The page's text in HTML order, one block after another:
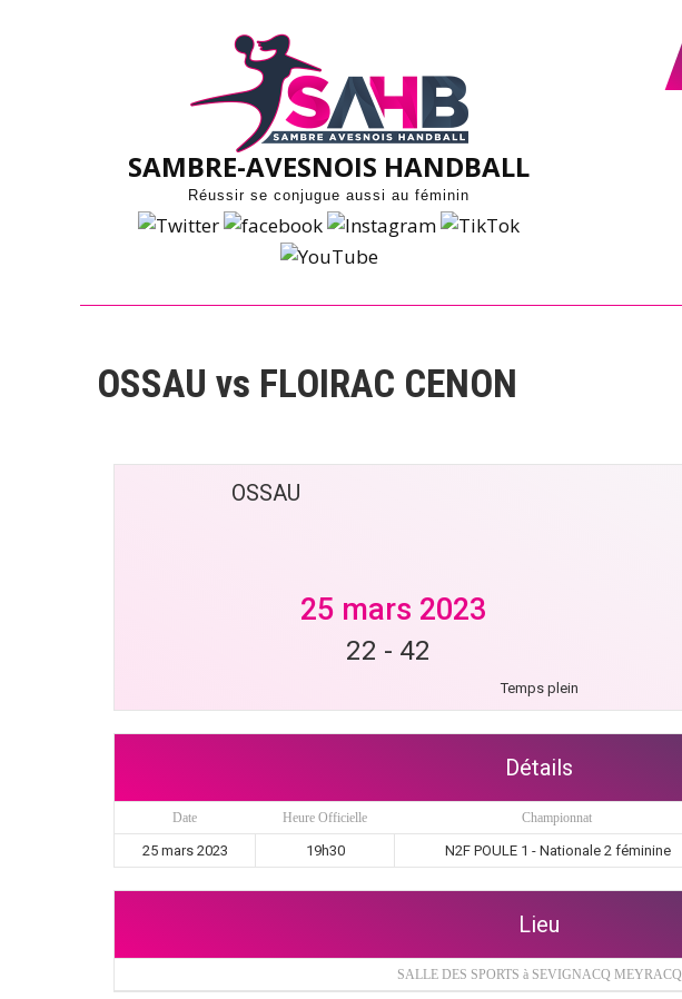
SAMBRE-AVESNOIS HANDBALL
Réussir se conjugue aussi au féminin
OSSAU vs FLOIRAC CENON
OSSAU
25 mars 2023
22 - 42
Temps plein
Détails
Date Heure Officielle Championnat
25 mars 2023 19h30 N2F POULE 1 - Nationale 2 féminine
Lieu
SALLE DES SPORTS à SEVIGNACQ MEYRACQ